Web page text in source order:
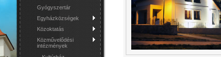
Gyógyszertár
Egyházközségek
Közoktatás
Közművelődési
intézmények